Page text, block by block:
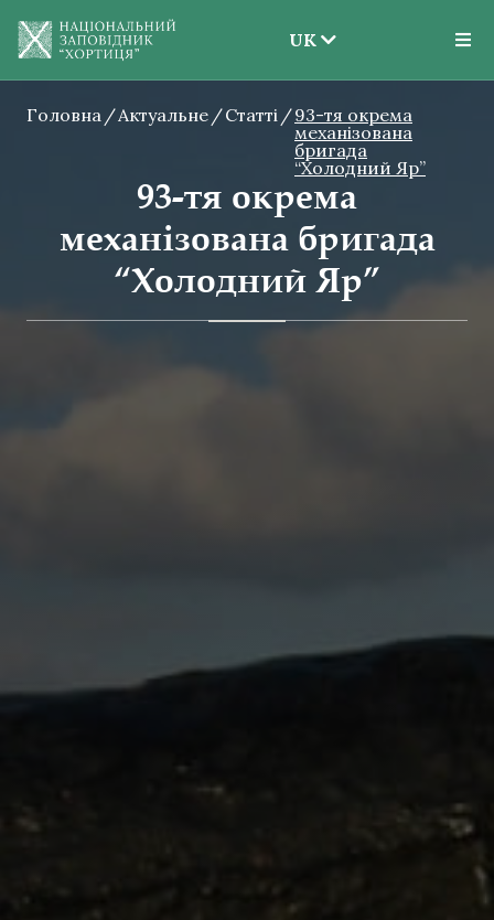
UK
EN
UK
Головна Актуальне Статті
93-тя окрема
механізована
бригада
“Холодний Яр”
93-тя окрема
механізована бригада
“Холодний Яр”